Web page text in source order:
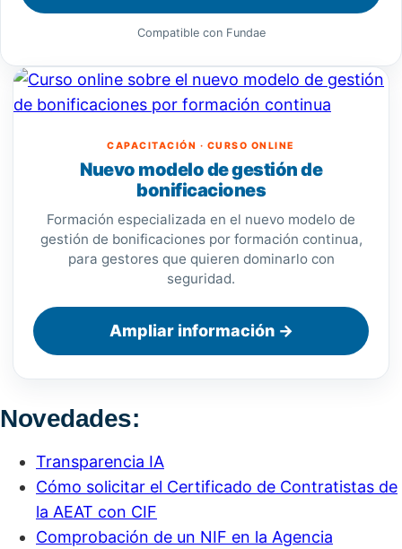
Compatible con Fundae
CAPACITACIÓN · CURSO ONLINE
Nuevo modelo de gestión de
bonificaciones
Formación especializada en el nuevo modelo de
gestión de bonificaciones por formación continua,
para gestores que quieren dominarlo con
seguridad.
Ampliar información →
Novedades:
Transparencia IA
Cómo solicitar el Certificado de Contratistas de
la AEAT con CIF
Comprobación de un NIF en la Agencia